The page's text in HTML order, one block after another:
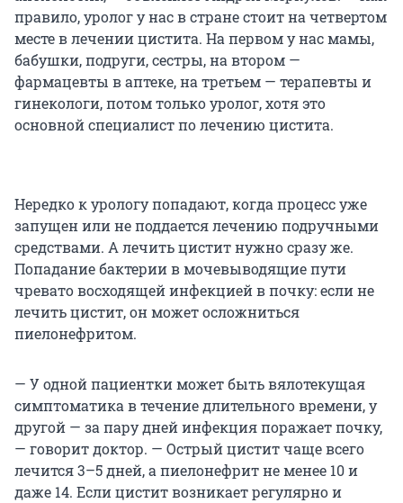
правило, уролог у нас в стране стоит на четвертом
месте в лечении цистита. На первом у нас мамы,
бабушки, подруги, сестры, на втором —
фармацевты в аптеке, на третьем — терапевты и
гинекологи, потом только уролог, хотя это
основной специалист по лечению цистита.
Нередко к урологу попадают, когда процесс уже
запущен или не поддается лечению подручными
средствами. А лечить цистит нужно сразу же.
Попадание бактерии в мочевыводящие пути
чревато восходящей инфекцией в почку: если не
лечить цистит, он может осложниться
пиелонефритом.
— У одной пациентки может быть вялотекущая
симптоматика в течение длительного времени, у
другой — за пару дней инфекция поражает почку,
— говорит доктор. — Острый цистит чаще всего
лечится 3–5 дней, а пиелонефрит не менее 10 и
даже 14. Если цистит возникает регулярно и